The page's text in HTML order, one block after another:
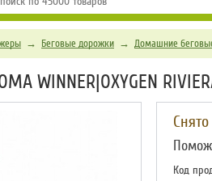
→ Беговые дорожки → Домашние
WINNER|OXYGEN
Код